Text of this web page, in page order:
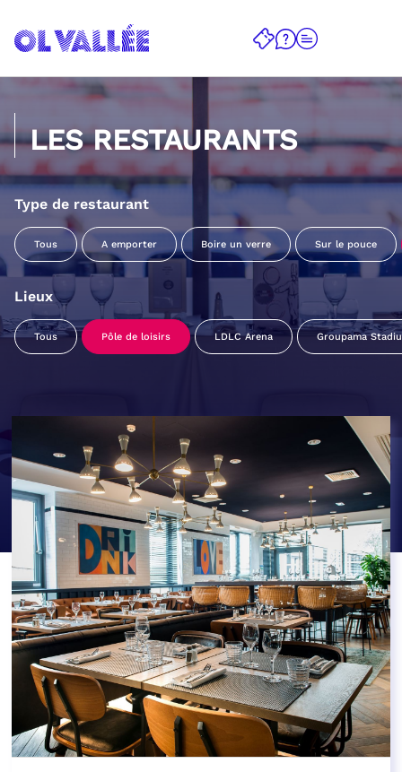
LES RESTAURANTS
Type de restaurant
Tous A emporter Boire un verre Sur le pouce
Lieux
Tous Pôle de loisirs LDLC Arena Groupama